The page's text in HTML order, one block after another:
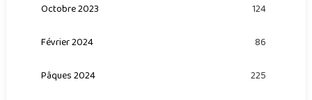
Octobre 2023 124
Février 2024 86
Pâques 2024 225